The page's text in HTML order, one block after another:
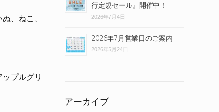
、ねこ、
プルグリ
行定規セール』開催中！
2026年7月4日
2026年7月営業日のご案内
2026年6月24日
アーカイブ